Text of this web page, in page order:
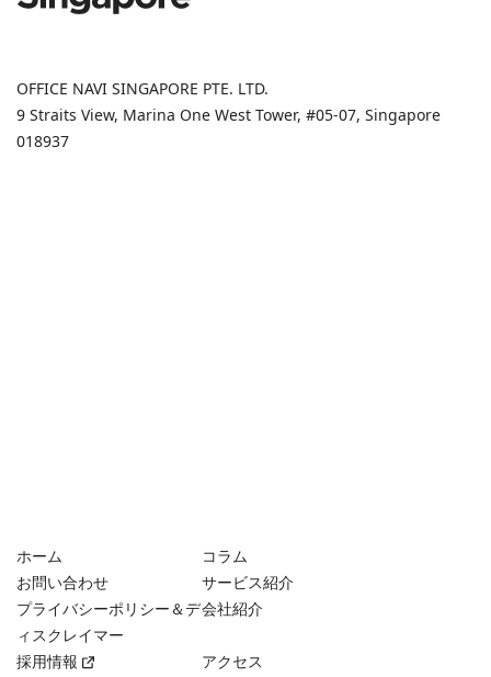
OFFICE NAVI SINGAPORE PTE. LTD.
9 Straits View, Marina One West Tower, #05-07, Singapore
018937
ホーム
コラム
お問い合わせ
サービス紹介
プライバシーポリシー＆デ
ィスクレイマー
会社紹介
採用情報 アクセス